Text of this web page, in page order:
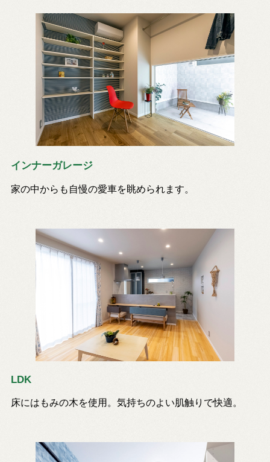
インナーガレージ
家の中からも自慢の愛車を眺められます。
LDK
床にはもみの木を使用。気持ちのよい肌触りで快適。